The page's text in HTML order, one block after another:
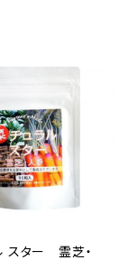
スター 霊芝・